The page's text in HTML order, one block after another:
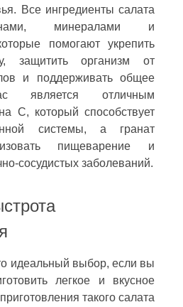
Все ингредиенты салата
минералами и
помогают укрепить
защитить организм от
и поддерживать общее
является отличным
C, который способствует
системы, а гранат
пищеварение и
сосудистых заболеваний.
идеальный выбор, если вы
легкое и вкусное
такого салата